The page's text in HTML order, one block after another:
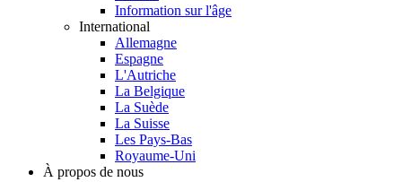
Information sur l'âge
International
Allemagne
Espagne
L'Autriche
La Belgique
La Suède
La Suisse
Les Pays-Bas
Royaume-Uni
À propos de nous